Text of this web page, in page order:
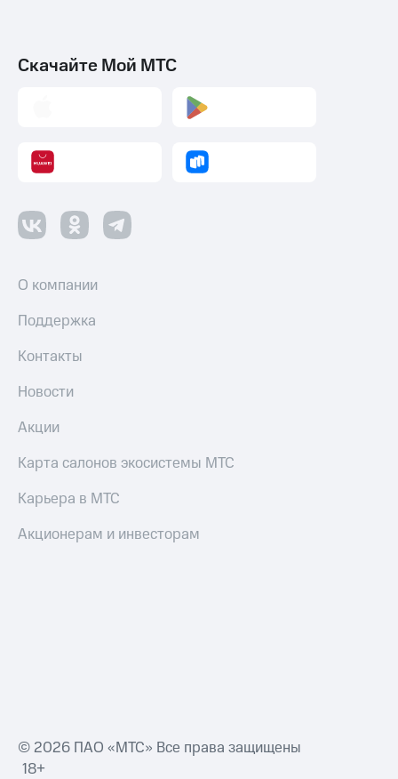
колонки
Планшеты
скидки
Все
Скачайте Мой МТС
О компании
Поддержка
Контакты
Новости
Акции
Карта салонов экосистемы МТС
Карьера в МТС
Акционерам и инвесторам
© 2026 ПАО «МТС» Все права защищены
18+